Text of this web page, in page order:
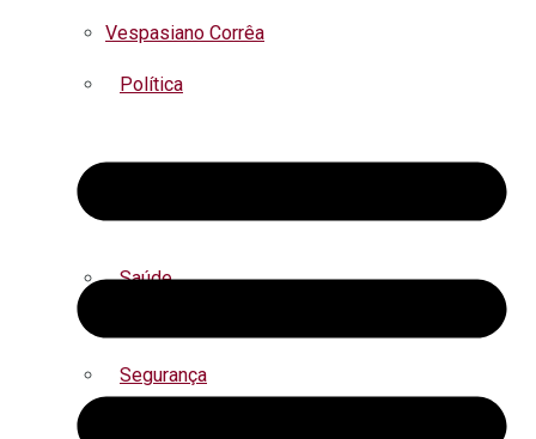
Política
Saúde
Segurança
Vespasiano Corrêa